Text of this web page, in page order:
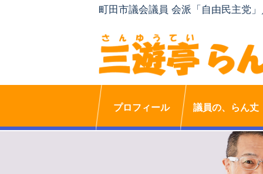
町田市議会議員 会派「自由民主党
プロフィール 議員の、らん丈